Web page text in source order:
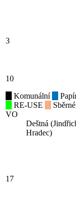
3
10
Komunální
RE-USE
VO
Deštná
Hradec)
17